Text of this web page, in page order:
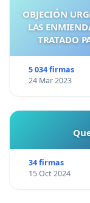
OBJECIÓN
LAS
TRATADO
5 034 firmas
24 Mar 2023
34 firmas
15 Oct 2024